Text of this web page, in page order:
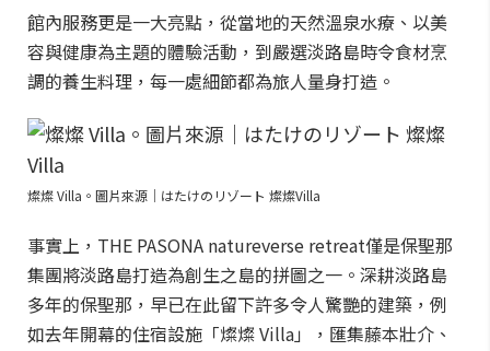
館內服務更是一大亮點，從當地的天然溫泉水療、以美
容與健康為主題的體驗活動，到嚴選淡路島時令食材烹
調的養生料理，每一處細節都為旅人量身打造。
燦燦 Villa。圖片來源｜はたけのリゾート 燦燦Villa
事實上，THE PASONA natureverse retreat僅是保聖那
集團將淡路島打造為創生之島的拼圖之一。深耕淡路島
多年的保聖那，早已在此留下許多令人驚艷的建築，例
如去年開幕的住宿設施「燦燦 Villa」，匯集藤本壯介、